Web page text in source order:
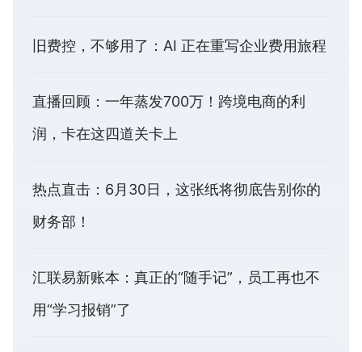
旧费控，不够用了：AI 正在重写企业费用旅程
直播回顾：一年蒸发700万！跨境电商的利
润，卡在这四道关卡上
热点直击：6月30日，这张纸将彻底告别你的
财务部！
汇联易新账本：真正的“随手记”，员工再也不
用“学习报销”了